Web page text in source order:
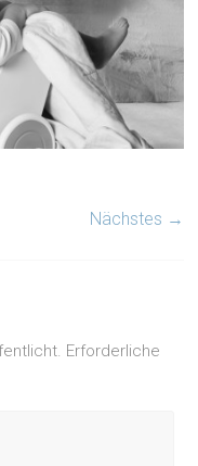
Nächstes →
Erforderliche